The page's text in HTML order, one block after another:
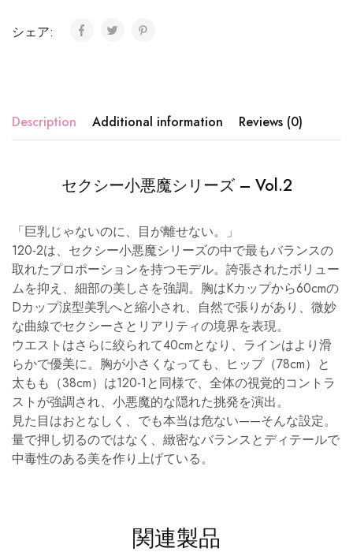
シェア:
Description Additional information Reviews (0)
セクシー小悪魔シリーズ – Vol.2
「巨乳じゃないのに、目が離せない。」
120-2は、セクシー小悪魔シリーズの中で最もバランスの
取れたプロポーションを持つモデル。誇張されたボリュー
ムを抑え、細部の美しさを強調。胸はKカップから60cmの
Dカップ涙型美乳へと縮小され、自然で張りがあり、微妙
な曲線でセクシーさとリアリティの境界を表現。
ウエストはさらに絞られて40cmとなり、ラインはより滑
らかで優美に。胸が小さくなっても、ヒップ（78cm）と
太もも（38cm）は120-1と同様で、全体の視覚的コントラ
ストが強調され、小悪魔的な隠れた挑発を演出。
見た目はおとなしく、でも本当は危ない——そんな設定。
量で押し切るのではなく、緻密なバランスとディテールで
中毒性のある美を作り上げている。
関連製品